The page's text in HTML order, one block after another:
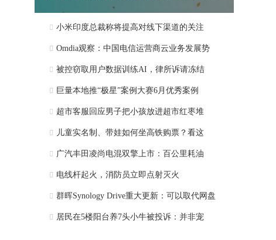
渠道的关注
小米印度总裁称将提高对线下渠道的关注
Omdia观察：中国电信运营商云业务发展势
被控窃取用户数据训练AI，律所诉请冻结
巨量本地推“极星”案例大赛6月优秀案例
超市客服回应男子把小孩放进超市红枣堆
儿童实名制、带娃如何坐高铁购票？看这
广汽丰田凌尚电混双擎上市：百公里耗油
电线杆起火，消防员立即点射灭火
群晖Synology Drive重大更新：可以取代网盘
居民在5楼阳台养7头小牛被投诉：并非宠